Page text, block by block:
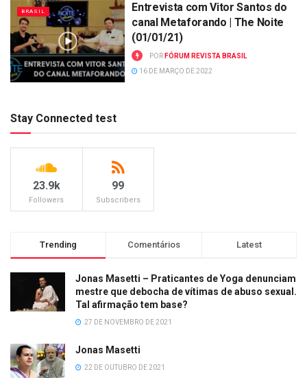
BRASIL
Entrevista com Vitor Santos do
canal Metaforando | The Noite
(01/01/21)
POR FÓRUM REVISTA BRASIL
16 DE MARÇO DE 2022
Stay Connected test
23.9k
Followers
99
Subscribers
Trending Comentários Latest
Jonas Masetti – Praticantes de Yoga denunciam
mestre que debocha de vítimas de abuso sexual.
Tal afirmação tem base?
27 DE NOVEMBRO DE 2021
Jonas Masetti
22 DE OUTUBRO DE 2021